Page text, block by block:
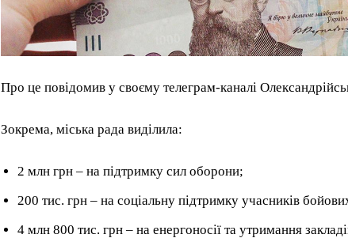
Про це повідомив у своєму телеграм-каналі
Зокрема, міська рада виділила:
2 млн грн – на підтримку сил оборони;
200 тис. грн – на соціальну підтримку учасників
4 млн 800 тис. грн – на енергоносії та утримання